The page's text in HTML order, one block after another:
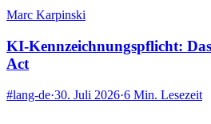
Marc Karpinski
KI-Kennzeichnungspflicht:
Act
#lang-de·30. Juli 2026·6 Min. Lesezeit